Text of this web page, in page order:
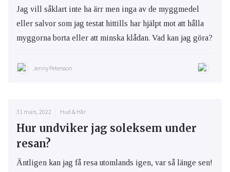
Jag vill såklart inte ha ärr men inga av de myggmedel
eller salvor som jag testat hittills har hjälpt mot att hålla
myggorna borta eller att minska klådan. Vad kan jag göra?
Jenny Petersson
31 mars, 2022 Hud & Hår
Hur undviker jag soleksem under
resan?
Äntligen kan jag få resa utomlands igen, var så länge sen!